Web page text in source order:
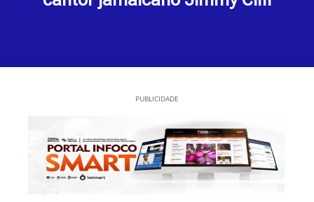
PUBLICIDADE